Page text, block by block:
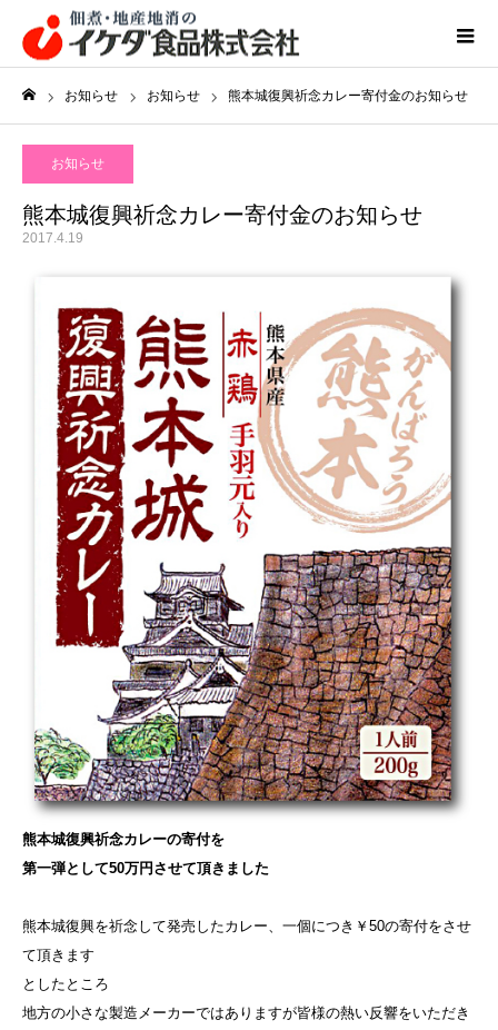
お知らせ お知らせ 熊本城復興祈念カレー寄付金のお知らせ
お知らせ
熊本城復興祈念カレー寄付金のお知らせ
2017.4.19
熊本城復興祈念カレーの寄付を
第一弾として50万円させて頂きました
熊本城復興を祈念して発売したカレー、一個につき￥50の寄付をさせ
て頂きます
としたところ
地方の小さな製造メーカーではありますが皆様の熱い反響をいただき